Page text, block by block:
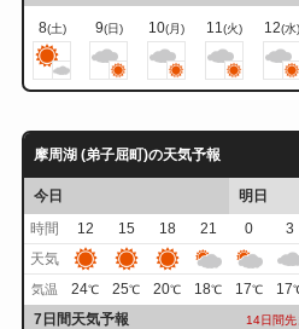
8(土) 9(日) 10(月) 11 (火) 12(水)
摩周湖 (弟子屈町)の天気予報
今日
明日
時間
12 15 18 21 0 3
天気
気温 24℃ 25℃ 20℃ 18℃ 17℃ 17
7日間天気予報 14日間